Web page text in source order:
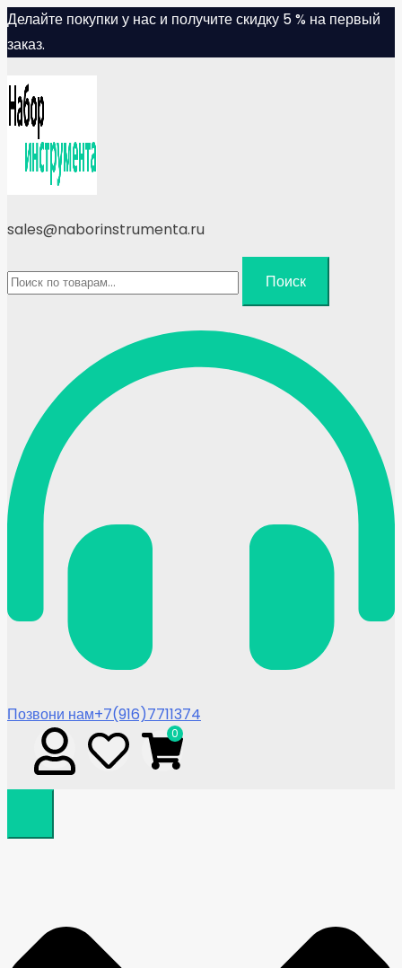
Skip
to
Делайте покупки у нас и получите скидку 5 % на первый
заказ.
sales@naborinstrumenta.ru
Искать:
Поиск
Позвони нам+7(916)7711374
0